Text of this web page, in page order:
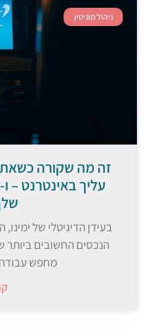
ניהול מוניטין
זה מה שקורה
בעידן הדיגיטלי של
הנכסים החשובים
מחפש